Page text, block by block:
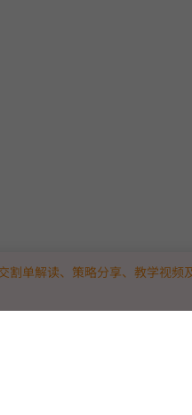
割单解读、策略分享、教学视频